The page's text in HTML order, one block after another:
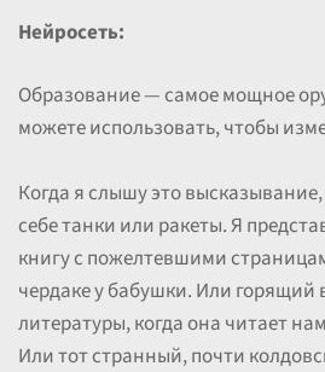
Нейросеть:
Образование — самое мощное
можете использовать, чтобы
Когда я слышу это
себе танки или ракеты. Я
книгу с пожелтевшими
чердаке у бабушки. Или горящий
литературы, когда она читает
Или тот странный, почти